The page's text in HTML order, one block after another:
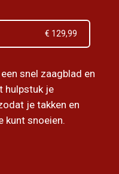
€ 129,99
snel zaagblad en
hulpstuk je
je takken en
kunt snoeien.